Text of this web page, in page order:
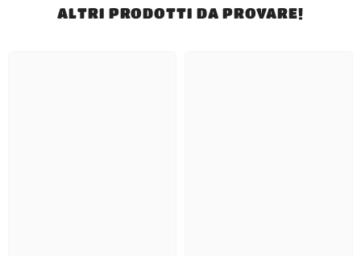
ALTRI PRODOTTI DA PROVARE!